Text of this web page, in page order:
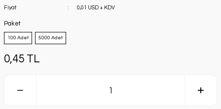
Fiyat
0,01 USD + KDV
Paket
100 Adet 5000 Adet
0,45 TL